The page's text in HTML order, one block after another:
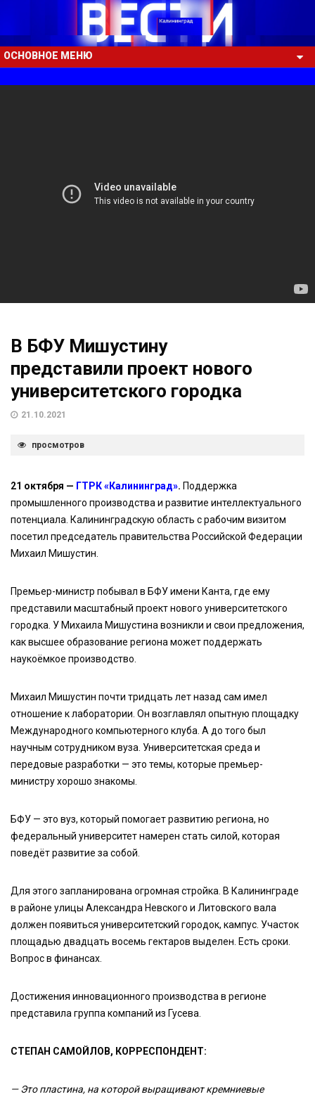
ОСНОВНОЕ МЕНЮ
В БФУ Мишустину
представили проект нового
университетского городка
21.10.2021
просмотров
21 октября — ГТРК «Калининград». Поддержка
промышленного производства и развитие интеллектуального
потенциала. Калининградскую область с рабочим визитом
посетил председатель правительства Российской Федерации
Михаил Мишустин.
Премьер-министр побывал в БФУ имени Канта, где ему
представили масштабный проект нового университетского
городка. У Михаила Мишустина возникли и свои предложения,
как высшее образование региона может поддержать
наукоёмкое производство.
Михаил Мишустин почти тридцать лет назад сам имел
отношение к лаборатории. Он возглавлял опытную площадку
Международного компьютерного клуба. А до того был
научным сотрудником вуза. Университетская среда и
передовые разработки — это темы, которые премьер-
министру хорошо знакомы.
БФУ — это вуз, который помогает развитию региона, но
федеральный университет намерен стать силой, которая
поведёт развитие за собой.
Для этого запланирована огромная стройка. В Калининграде
в районе улицы Александра Невского и Литовского вала
должен появиться университетский городок, кампус. Участок
площадью двадцать восемь гектаров выделен. Есть сроки.
Вопрос в финансах.
Достижения инновационного производства в регионе
представила группа компаний из Гусева.
СТЕПАН САМОЙЛОВ, КОРРЕСПОНДЕНТ:
— Это пластина, на которой выращивают кремниевые